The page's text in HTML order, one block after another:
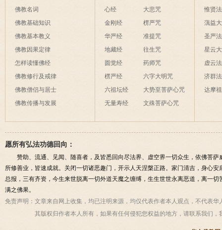
佛教名词
佛教基础知识
佛教基本教义
佛教因果定律
怎样读懂佛经
佛教修行及戒律
佛教僧侣与居士
佛教传播与发展
心经
金刚经
华严经
地藏经
圆觉经
楞严经
六祖坛经
无量寿经
大悲咒
楞严咒
准提咒
往生咒
药师咒
六字大明咒
大势至菩萨心咒
文殊菩萨心咒
惟贤
蕅益
圣严
星云
虚云
济群
达摩
愿所有弘法功德回向：
赞助、流通、见闻、随喜者，及皆悉回向尽法界、虚空界一切众生，依佛菩
所修善业，皆速成就。关闭一切诸恶趣门，开示人天涅槃正路。家门清吉，身心
总报，三有齐资，今生来世脱离一切外道天魔之缠缚，生生世世永离恶道，离一
满之佛果。
免责声明： 文章来自网上收集，均已注明来源，均仅代表作者本人观点，不代表
其版权归作者本人所有，如果有任何侵犯您权益的地方，请联系我们，